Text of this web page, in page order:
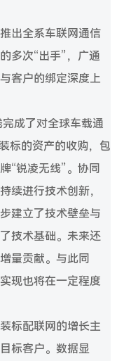
出全系车联网通信
多次“出手”，广通
客户的绑定深度上
成了对全球车载通
标的资产的收购，包
“锐凌无线”。协同
续进行技术创新，
建立了技术壁垒与
技术基础。未来还
量贡献。与此同
现也将在一定程度
标配联网的增长主
标客户。数据显